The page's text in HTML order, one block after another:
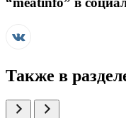
Также в